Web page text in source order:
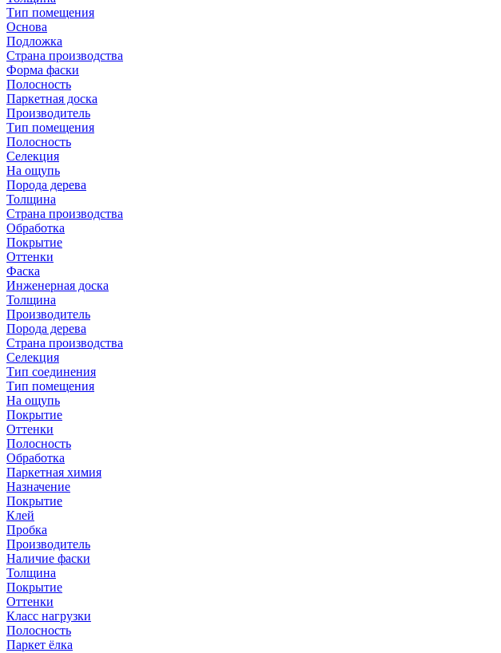
Тип помещения
Основа
Подложка
Страна производства
Форма фаски
Полосность
Паркетная доска
Производитель
Тип помещения
Полосность
Селекция
На ощупь
Порода дерева
Толщина
Страна производства
Обработка
Покрытие
Оттенки
Фаска
Инженерная доска
Толщина
Производитель
Порода дерева
Страна производства
Селекция
Тип соединения
Тип помещения
На ощупь
Покрытие
Оттенки
Полосность
Обработка
Паркетная химия
Назначение
Покрытие
Клей
Пробка
Производитель
Наличие фаски
Толщина
Покрытие
Оттенки
Класс нагрузки
Полосность
Паркет ёлка